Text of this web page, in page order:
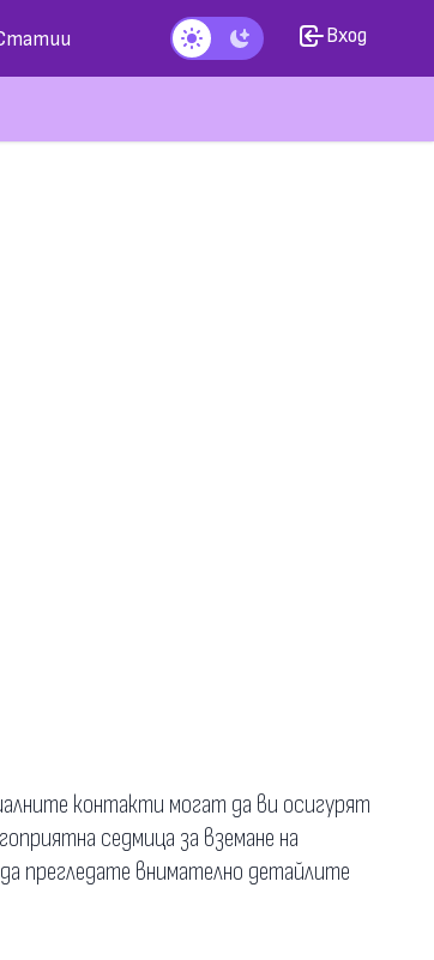
Тъмен режим
Вход
контакти могат да ви осигурят
седмица за вземане на
прегледате внимателно детайлите